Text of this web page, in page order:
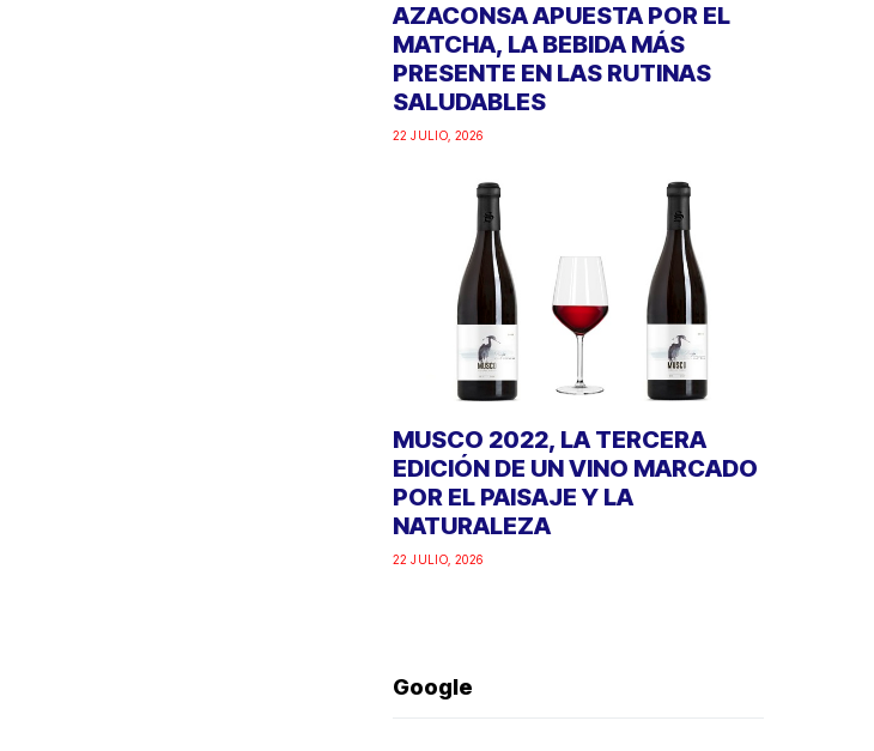
AZACONSA APUESTA POR EL
MATCHA, LA BEBIDA MÁS
PRESENTE EN LAS RUTINAS
SALUDABLES
22 JULIO, 2026
MUSCO 2022, LA TERCERA
EDICIÓN DE UN VINO MARCADO
POR EL PAISAJE Y LA
NATURALEZA
22 JULIO, 2026
Google